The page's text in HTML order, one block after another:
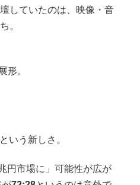
していたのは、映像・音
。
形。
いう新しさ。
円市場に」可能性が広が